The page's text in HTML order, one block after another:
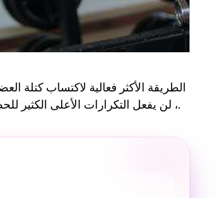
الطريقة الأكثر فعالية لاكتساب
، لن يفعل التكرارات الأعلى الكثير للحصول على كتلة عضلية ، ومع ذلك فهي موجهة أكثر نحو تعزيز وزيادة تحمل كتلة العضلات.